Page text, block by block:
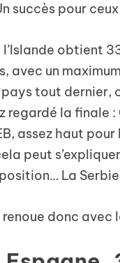
succès pour
l’Islande obtient
avec un
tout dernier,
regardé la finale
assez haut
peut
La
renoue donc